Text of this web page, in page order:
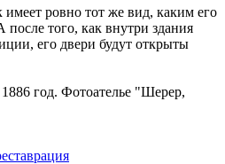
ровно тот же вид, каким его
того, как внутри здания
его двери будут открыты
год. Фотоателье "Шерер,